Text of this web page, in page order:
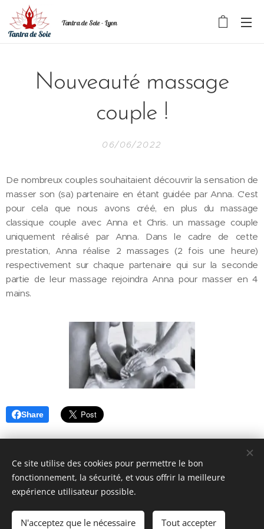
Tantra de Soie - Lyon
Nouveauté massage
couple !
06/06/2022
De nombreux couples souhaitaient découvrir la sensation de
masser son (sa) partenaire en étant guidée par Anna. C'est
pour cela que nous avons créé, en plus du massage
classique couple avec Anna et Chris. un massage couple
uniquement réalisé par Anna. Dans le cadre de cette
prestation, Anna réalise 2 massages (2 fois une heure)
respectivement sur chaque partenaire qui sur la seconde
partie de leur massage rejoindra Anna pour masser en 4
mains.
Share
Tantra de Soie - Entreprise individuelle - Massage bien-être à domicile à
Mentions légales et Confidentialité
Ce site utilise des cookies pour permettre le bon
fonctionnement, la sécurité, et vous offrir la meilleure
expérience utilisateur possible.
N'acceptez que le nécessaire Tout accepter